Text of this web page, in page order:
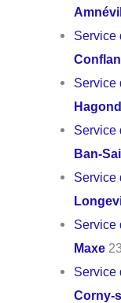
Service
Service
Service
Ban-
Service
Service
Maxe
Service
Corny-